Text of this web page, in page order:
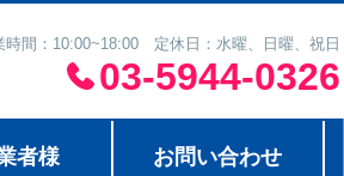
時間：10:00~18:00 定休日：水曜、日曜、祝日
03-5944-0326
者様 お問い合わせ